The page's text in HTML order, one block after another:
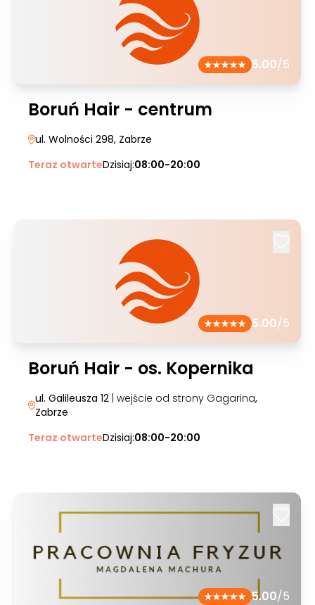
5.00/5
Boruń Hair - centrum
ul. Wolności 298, Zabrze
Teraz otwarteDzisiaj:08:00-20:00
5.00/5
Boruń Hair - os. Kopernika
ul. Galileusza 12| wejście od strony Gagarina,
Zabrze
Teraz otwarteDzisiaj:08:00-20:00
5.00/5